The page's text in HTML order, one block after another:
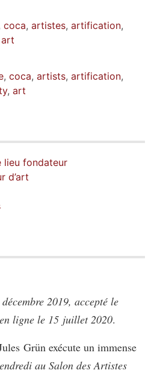
coca, artistes, artification,
art
, coca, artists, artification,
, art
lieu fondateur
d’art
2019, accepté le
ligne le 15 juillet 2020.
Grün exécute un immense
au Salon des Artistes